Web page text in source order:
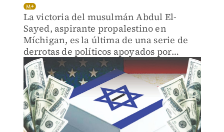
La victoria del musulmán Abdul El-
Sayed, aspirante propalestino en
Míchigan, es la última de una serie de
derrotas de políticos apoyados por
organizaciones proclives a Israel.